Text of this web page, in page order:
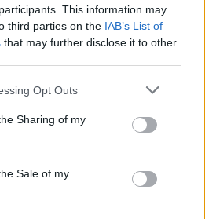
This information may
third parties on the IAB’s List of
that may further disclose it to other
Opt Outs
Sharing of my
Sale of my